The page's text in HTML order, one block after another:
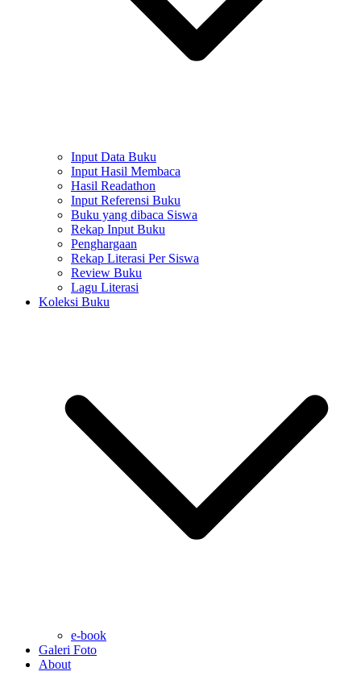
Input Data Buku
Input Hasil Membaca
Hasil Readathon
Input Referensi Buku
Buku yang dibaca Siswa
Rekap Input Buku
Penghargaan
Rekap Literasi Per Siswa
Review Buku
Lagu Literasi
Koleksi Buku
e-book
Galeri Foto
About